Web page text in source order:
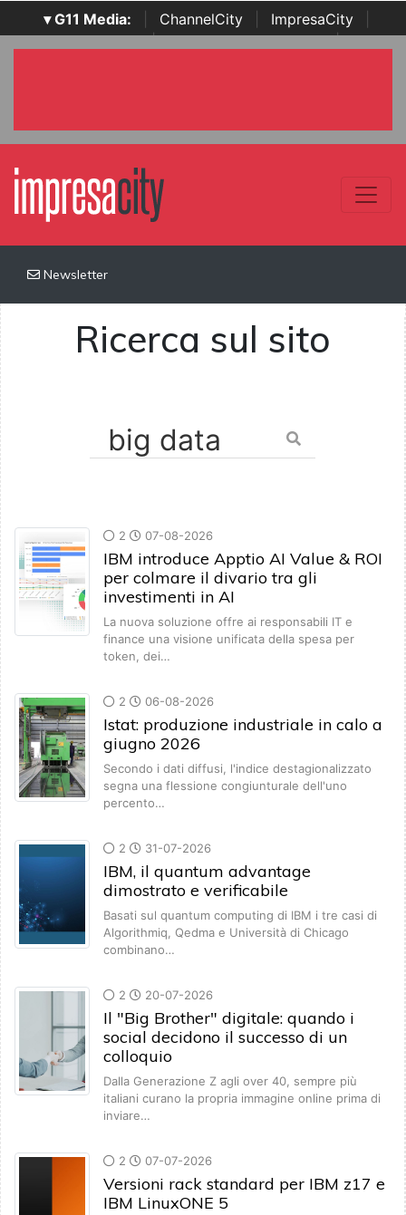
▾ G11 Media: ChannelCity ImpresaCity
SecurityOpenLab | Italian Channel Awards | Italian
Newsletter
Ricerca sul sito
2 07-08-2026
IBM introduce Apptio AI Value & ROI
per colmare il divario tra gli
investimenti in AI
La nuova soluzione offre ai responsabili IT e
finance una visione unificata della spesa per
token, dei…
2 06-08-2026
Istat: produzione industriale in calo a
giugno 2026
Secondo i dati diffusi, l'indice destagionalizzato
segna una flessione congiunturale dell'uno
percento…
2 31-07-2026
IBM, il quantum advantage
dimostrato e verificabile
Basati sul quantum computing di IBM i tre casi di
Algorithmiq, Qedma e Università di Chicago
combinano…
2 20-07-2026
Il "Big Brother" digitale: quando i
social decidono il successo di un
colloquio
Dalla Generazione Z agli over 40, sempre più
italiani curano la propria immagine online prima di
inviare…
2 07-07-2026
Versioni rack standard per IBM z17 e
IBM LinuxONE 5